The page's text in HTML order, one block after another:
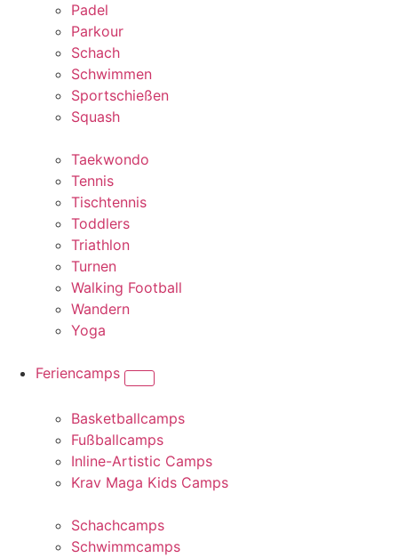
Padel
Parkour
Schach
Schwimmen
Sportschießen
Squash
Taekwondo
Tennis
Tischtennis
Toddlers
Triathlon
Turnen
Walking Football
Wandern
Yoga
Feriencamps
Basketballcamps
Fußballcamps
Inline-Artistic Camps
Krav Maga Kids Camps
Schachcamps
Schwimmcamps